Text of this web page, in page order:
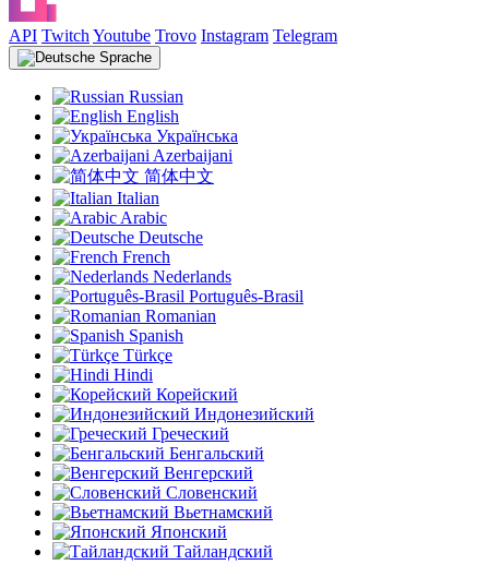
API Twitch Youtube Trovo Instagram Telegram
Sprache
Russian
English
Українська
Azerbaijani
简体中文
Italian
Arabic
Deutsche
French
Nederlands
Português-Brasil
Romanian
Spanish
Türkçe
Hindi
Корейский
Индонезийский
Греческий
Бенгальский
Венгерский
Словенский
Вьетнамский
Японский
Тайландский